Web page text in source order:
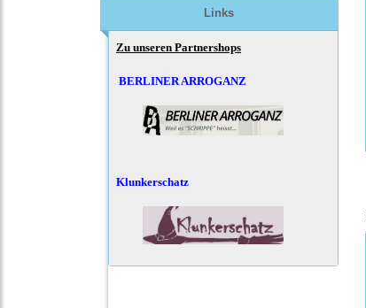
Links
Zu unseren Partnershops
BERLINER ARROGANZ
Klunkerschatz